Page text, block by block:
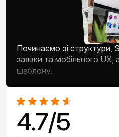
Починаємо зі структури,
заявки та мобільного UX,
шаблону.
4.7/5